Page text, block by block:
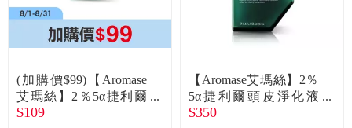
合作提案
購物流程
(加購價$99)【Aromase
艾瑪絲】2％5α捷利爾
頭皮淨化液(80ml)
$109
【Aromase艾瑪絲】2％
5α捷利爾頭皮淨化液
（260ml）
$350